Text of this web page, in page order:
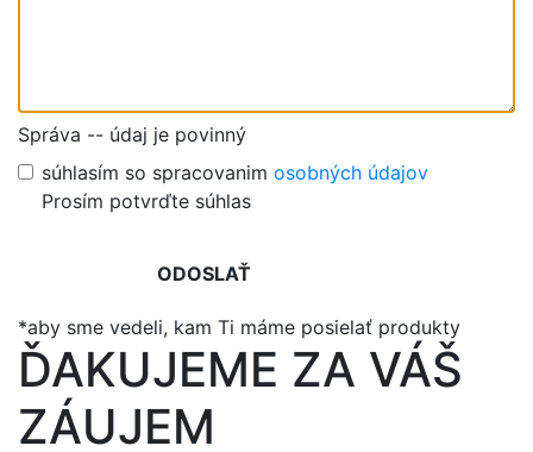
Správa -- údaj je povinný
súhlasím so spracovanim osobných údajov
Prosí­m potvrďte súhlas
ODOSLAŤ
*aby sme vedeli, kam Ti máme posielať produkty
ĎAKUJEME ZA VÁŠ
ZÁUJEM